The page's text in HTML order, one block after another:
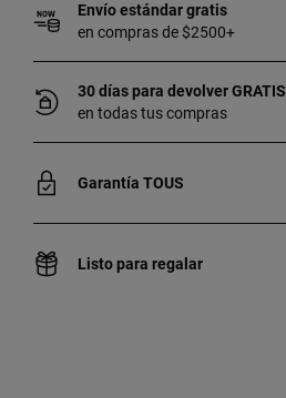
Envío estándar gratis
en compras de $2500+
30 días para devolver GRATIS
en todas tus compras
Garantía TOUS
Listo para regalar